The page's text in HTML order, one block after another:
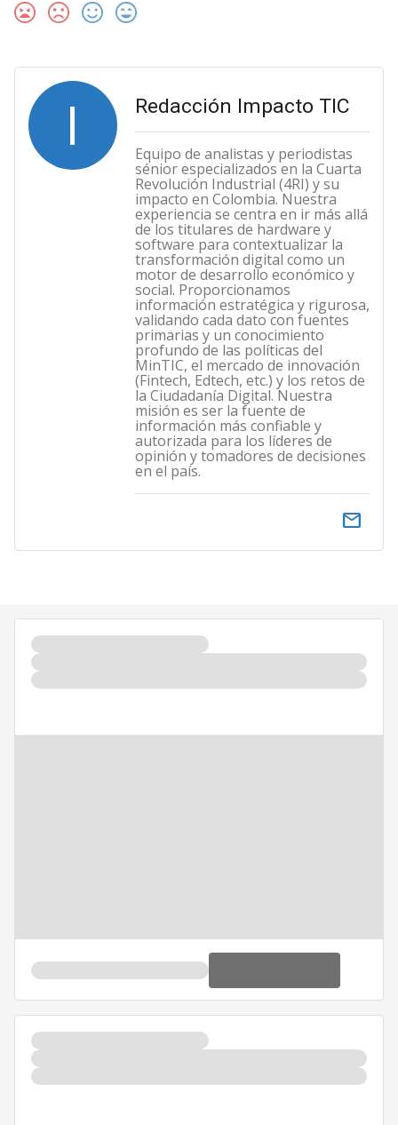
I Redacción Impacto TIC
Equipo de analistas y periodistas
sénior especializados en la Cuarta
Revolución Industrial (4RI) y su
impacto en Colombia. Nuestra
experiencia se centra en ir más allá
de los titulares de hardware y
software para contextualizar la
transformación digital como un
motor de desarrollo económico y
social. Proporcionamos
información estratégica y rigurosa,
validando cada dato con fuentes
primarias y un conocimiento
profundo de las políticas del
MinTIC, el mercado de innovación
(Fintech, Edtech, etc.) y los retos de
la Ciudadanía Digital. Nuestra
misión es ser la fuente de
información más confiable y
autorizada para los líderes de
opinión y tomadores de decisiones
en el país.
email